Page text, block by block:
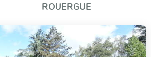
ROUERGUE